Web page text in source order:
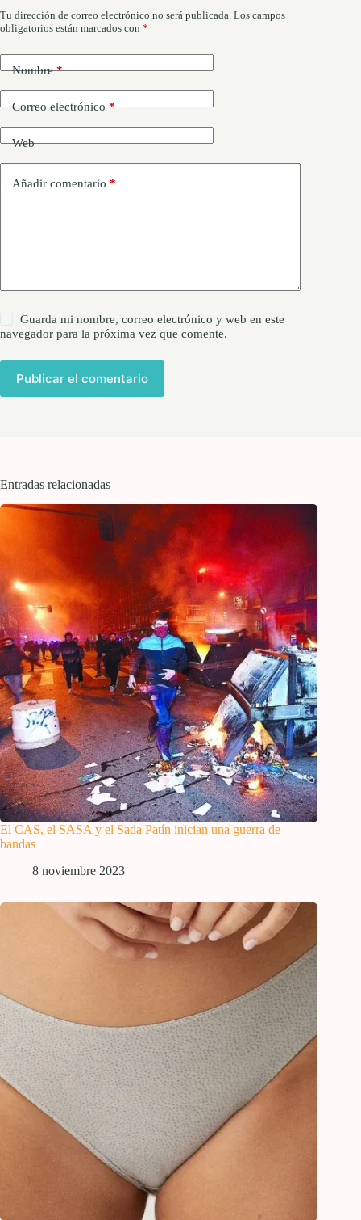
Tu dirección de correo electrónico no será publicada. Los campos
obligatorios están marcados con *
Nombre*
Correo electrónico*
Web
Añadir comentario *
Guarda mi nombre, correo electrónico y web en este
navegador para la próxima vez que comente.
Publicar el comentario
Entradas relacionadas
El CAS, el SASA y el Sada Patín inician una guerra de
bandas
8 noviembre 2023